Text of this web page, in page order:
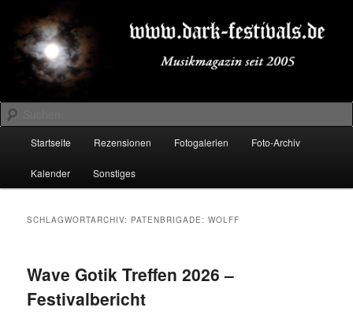
primären
Inhalt
springen
sekundären
Inhalt
springenDARK-FESTIVALS.DE
Suchen
Startseite Rezensionen Fotogalerien Foto-Archiv
Kalender Sonstiges
SCHLAGWORTARCHIV: PATENBRIGADE: WOLFF
Wave Gotik Treffen 2026 –
Festivalbericht